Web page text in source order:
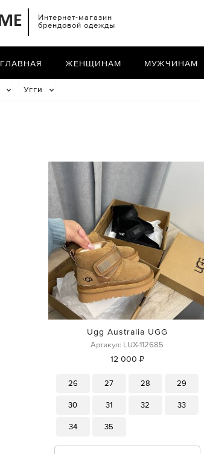
Интернет-магазин
брендовой одежды
ГЛАВНАЯ ЖЕНЩИНАМ МУЖЧИНАМ
Угги
Ugg Australia UGG
Артикул: LUX-112685
12 000 ₽
26 27 28 29
30 31 32 33
34 35